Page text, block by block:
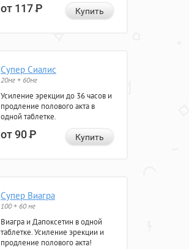
от 117Р Купить
Супер Сиалис
20мг + 60мг
Усиление эрекции до 36 часов и
продление полового акта в
одной таблетке.
от 90Р Купить
Супер Виагра
100 + 60 мг
Виагра и Дапоксетин в одной
таблетке. Усиление эрекции и
продление полового акта!